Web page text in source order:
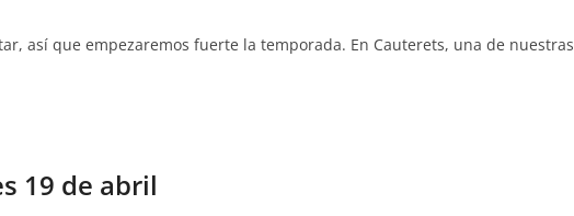
así que empezaremos fuerte la temporada. En Cauterets, una de nuestras
19 de abril